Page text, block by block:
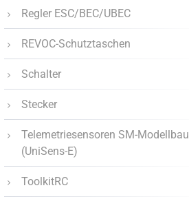
Regler ESC/BEC/UBEC
REVOC-Schutztaschen
Schalter
Stecker
Telemetriesensoren SM-Modellbau
(UniSens-E)
ToolkitRC